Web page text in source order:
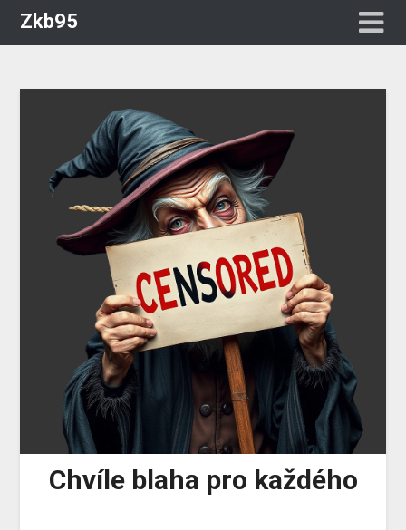
Zkb95
Chvíle blaha pro každého